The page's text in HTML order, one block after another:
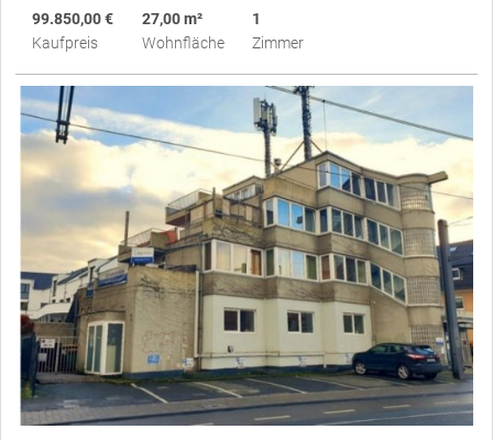
99.850,00 €
Kaufpreis
27,00 m²
Wohnfläche
1
Zimmer